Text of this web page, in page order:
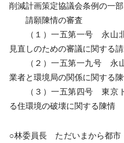
削減計画策定協議会条例の一
請願陳情の審査
（１）一五第一号 永山北
見直しのための審議に関する
（２）一五第一九号 永山
業者と環境局の関係に関する
（３）一五第四号 東京ド
る住環境の破壊に関する陳情
○林委員長 ただいまから都市